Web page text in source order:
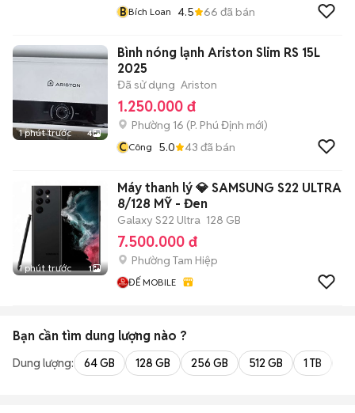
BBích Loan 4.5 66 đã bán
1 phút trước 4
Bình nóng lạnh Ariston Slim RS 15L
2025
Đã sử dụng Ariston
1.250.000 đ
Phường 16 (P. Phú Định mới)
CCông 5.0 43 đã bán
1 phút trước 1
Máy thanh lý 💎 SAMSUNG S22 ULTRA
8/128 MỸ - Đen
Galaxy S22 Ultra 128 GB
7.500.000 đ
Phường Tam Hiệp
ĐẾ MOBILE
Bạn cần tìm dung lượng nào ?
Dung lượng: 64 GB 128 GB 256 GB 512 GB 1 TB